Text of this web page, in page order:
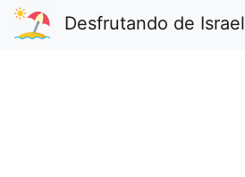
Desfrutando de Israel